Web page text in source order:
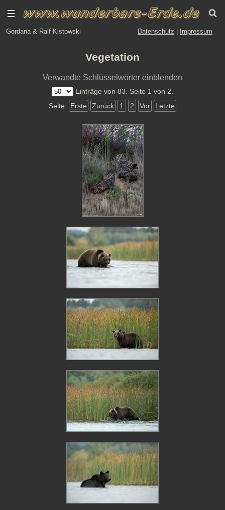
Gordana & Ralf Kistowski Datenschutz Impressum
Vegetation
Verwandte Schlüsselwörter einblenden
Einträge von 83. Seite 1 von 2.
Seite: Erste Zurück 1 2 Vor Letzte